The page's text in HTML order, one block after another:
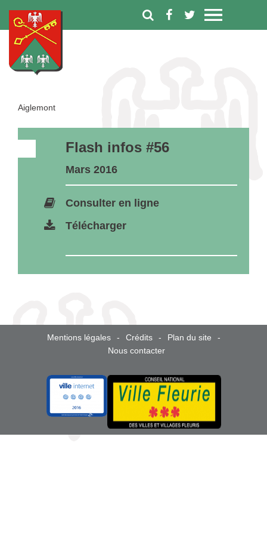
Aiglemont
Flash infos #56
Mars 2016
Consulter en ligne
Télécharger
Mentions légales Crédits
Plan du site
Nous contacter